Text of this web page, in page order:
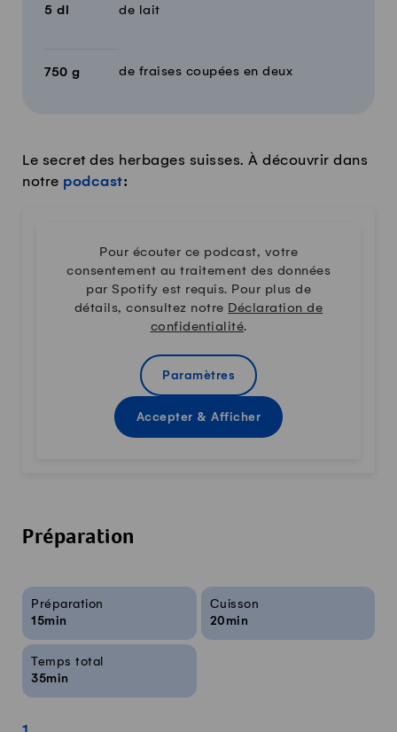
5 dl de lait
750 g de fraises coupées en deux
Le secret des herbages suisses. À découvrir dans
notre podcast:
Pour écouter ce podcast, votre
consentement au traitement des données
par Spotify est requis. Pour plus de
détails, consultez notre Déclaration de
confidentialité.
Paramètres
Accepter & Afficher
Préparation
Infos sur la recette
Préparation
15min
Cuisson
20min
Temps total
35min